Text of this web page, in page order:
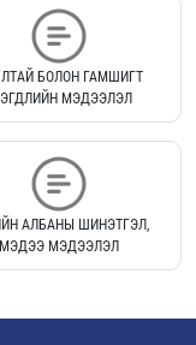
БОЛОН ГАМШИГТ
МЭДЭЭЛЭЛ
АЛБАНЫ ШИНЭТГЭЛ,
МЭДЭЭ МЭДЭЭЛЭЛ